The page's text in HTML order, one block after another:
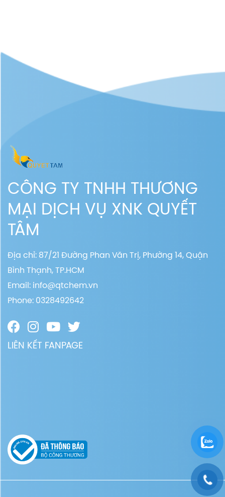
CÔNG TY TNHH THƯƠNG
MẠI DỊCH VỤ XNK QUYẾT
TÂM
Địa chỉ: 87/21 Đường Phan Văn Trị, Phường 14, Quận
Bình Thạnh, TP.HCM
Email: info@qtchem.vn
Phone: 0328492642
LIÊN KẾT FANPAGE